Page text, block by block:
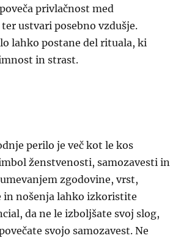
privlačnost med
ustvari posebno vzdušje.
lahko postane del rituala, ki
in strast.
perilo je več kot le kos
ženstvenosti, samozavesti in
zgodovine, vrst,
in nošenja lahko izkoristite
da ne le izboljšate svoj slog,
svojo samozavest. Ne